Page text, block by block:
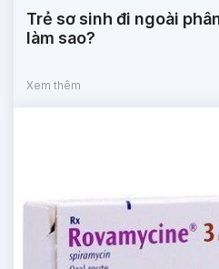
Trẻ sơ sinh đi ngoài
làm sao?
Xem thêm